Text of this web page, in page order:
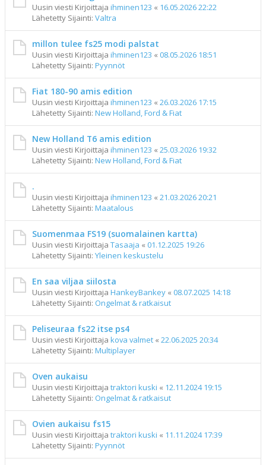
Uusin viesti Kirjoittaja ihminen123 « 16.05.2026 22:22
Lähetetty Sijainti: Valtra
millon tulee fs25 modi palstat
Uusin viesti Kirjoittaja ihminen123 « 08.05.2026 18:51
Lähetetty Sijainti: Pyynnöt
Fiat 180-90 amis edition
Uusin viesti Kirjoittaja ihminen123 « 26.03.2026 17:15
Lähetetty Sijainti: New Holland, Ford & Fiat
New Holland T6 amis edition
Uusin viesti Kirjoittaja ihminen123 « 25.03.2026 19:32
Lähetetty Sijainti: New Holland, Ford & Fiat
.
Uusin viesti Kirjoittaja ihminen123 « 21.03.2026 20:21
Lähetetty Sijainti: Maatalous
Suomenmaa FS19 (suomalainen kartta)
Uusin viesti Kirjoittaja Tasaaja « 01.12.2025 19:26
Lähetetty Sijainti: Yleinen keskustelu
En saa viljaa siilosta
Uusin viesti Kirjoittaja HankeyBankey « 08.07.2025 14:18
Lähetetty Sijainti: Ongelmat & ratkaisut
Peliseuraa fs22 itse ps4
Uusin viesti Kirjoittaja kova valmet « 22.06.2025 20:34
Lähetetty Sijainti: Multiplayer
Oven aukaisu
Uusin viesti Kirjoittaja traktori kuski « 12.11.2024 19:15
Lähetetty Sijainti: Ongelmat & ratkaisut
Ovien aukaisu fs15
Uusin viesti Kirjoittaja traktori kuski « 11.11.2024 17:39
Lähetetty Sijainti: Pyynnöt